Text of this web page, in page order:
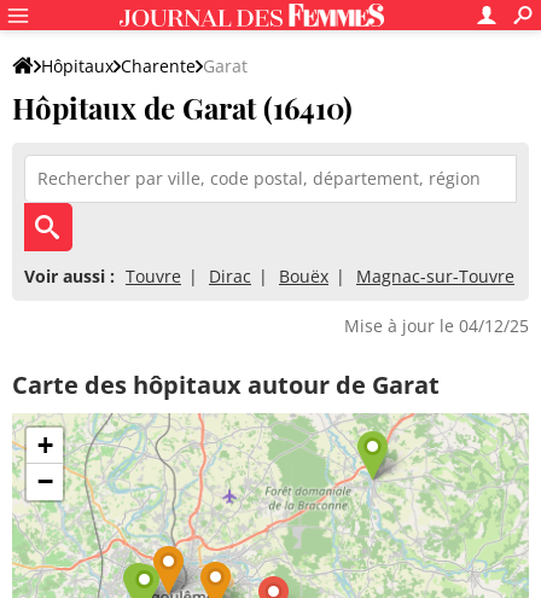
Hôpitaux Charente Garat
Hôpitaux de Garat (16410)
Voir aussi : Touvre Dirac Bouëx Magnac-sur-Touvre
Mise à jour le 04/12/25
Carte des hôpitaux autour de Garat
+
−